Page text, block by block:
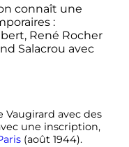
connaît une
:
René Rocher
Salacrou avec
Vaugirard avec des
une inscription,
(août 1944).